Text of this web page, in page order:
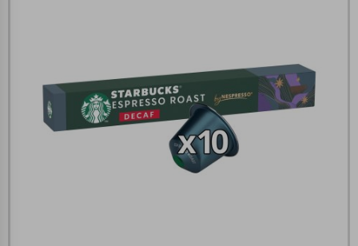
Πολλαπλή αναζήτηση
Χρησιμοποιήστε τη για πιο γρήγορη αναζήτηση